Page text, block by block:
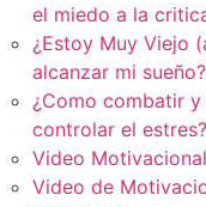
el miedo a la
¿Estoy Muy Viejo
alcanzar mi sueño?
¿Como combatir y
controlar el estres?
Video Motivacional
Video de